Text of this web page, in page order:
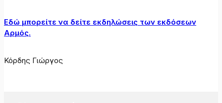
Εδώ μπορείτε να δείτε εκδηλώσεις των εκδόσεων
Αρμός.
Κόρδης Γιώργος